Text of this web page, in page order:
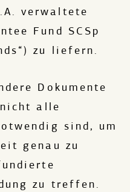
verwaltete
Fund SCSp
zu liefern.
Dokumente
alle
sind, um
genau zu
zu treffen.